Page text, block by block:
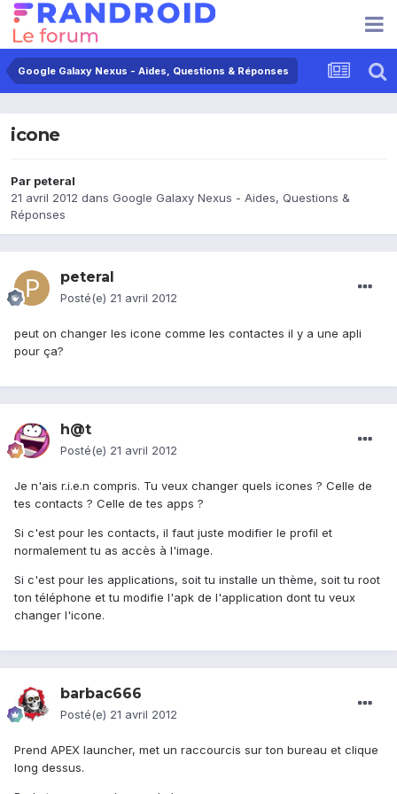
Google Galaxy Nexus - Aides, Questions & Réponses
icone
Par peteral
21 avril 2012 dans Google Galaxy Nexus - Aides, Questions &
Réponses
peteral
Posté(e) 21 avril 2012
peut on changer les icone comme les contactes il y a une apli
pour ça?
h@t
Posté(e) 21 avril 2012
Je n'ais r.i.e.n compris. Tu veux changer quels icones ? Celle de
tes contacts ? Celle de tes apps ?
Si c'est pour les contacts, il faut juste modifier le profil et
normalement tu as accès à l'image.
Si c'est pour les applications, soit tu installe un thème, soit tu root
ton téléphone et tu modifie l'apk de l'application dont tu veux
changer l'icone.
barbac666
Posté(e) 21 avril 2012
Prend APEX launcher, met un raccourcis sur ton bureau et clique
long dessus.